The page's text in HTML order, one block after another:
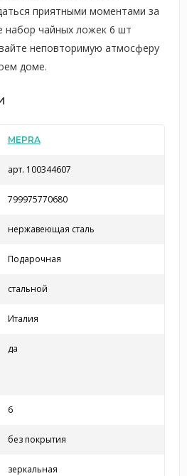
приятными моментами за
набор чайных ложек 6 шт
неповторимую атмосферу
доме.
MEPRA
арт. 100344607
799975770680
нержавеющая сталь
Подарочная
стальной
Италия
да
6
без покрытия
зеркальная